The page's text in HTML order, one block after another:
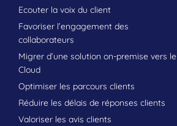
Ecouter la voix du client
Favoriser l’engagement des
collaborateurs
Migrer d’une solution on-premise vers le
Cloud
Optimiser les parcours clients
Réduire les délais de réponses clients
Valoriser les avis clients